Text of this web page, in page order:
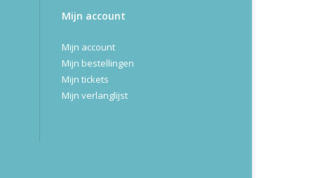
Mijn account
Mijn account
Mijn bestellingen
Mijn tickets
Mijn verlanglijst